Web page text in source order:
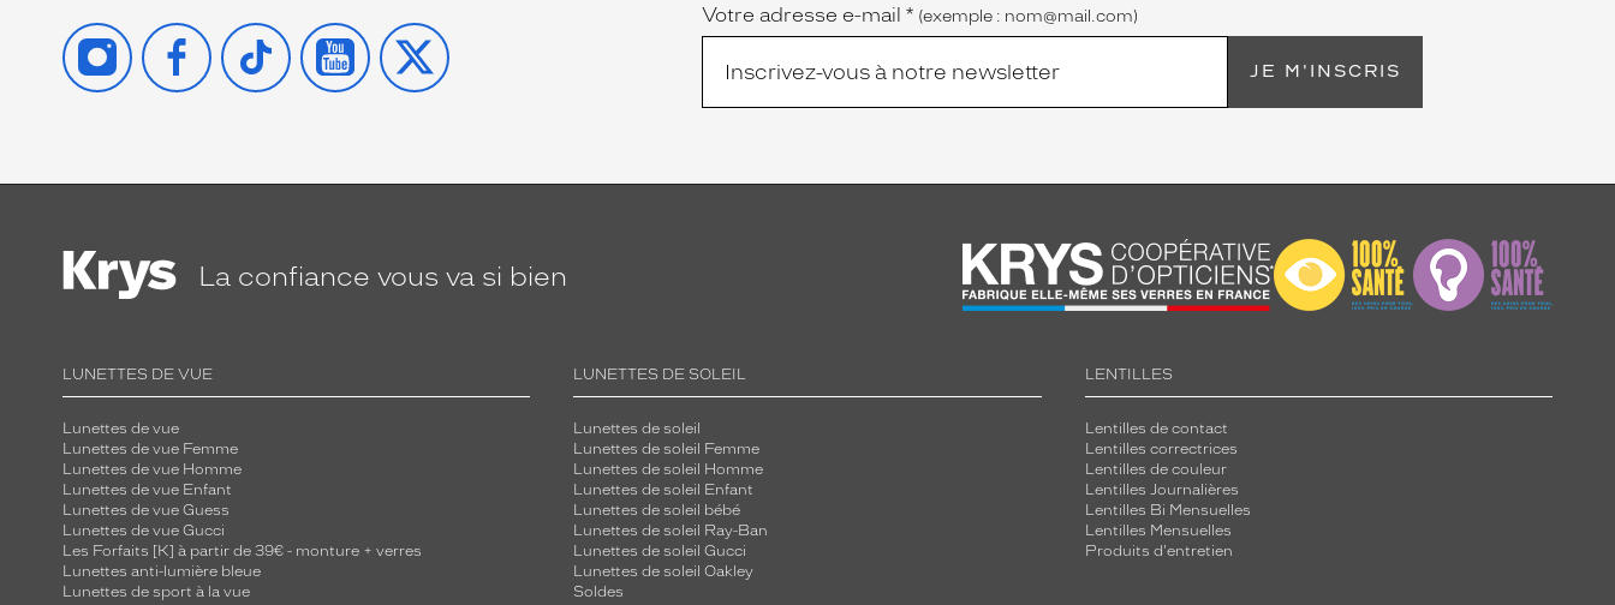
INSTAGRAMFACEBOOK
TIKTOK YOUTUBE
X
Votre adresse e-mail * (exemple : nom@mail.com)
JE M'INSCRIS
La confiance vous va si bien
LUNETTES DE VUE
Lunettes de vue
Lunettes de vue Femme
Lunettes de vue Homme
Lunettes de vue Enfant
Lunettes de vue Guess
Lunettes de vue Gucci
Les Forfaits [K] à partir de 39€ - monture + verres
Lunettes anti-lumière bleue
Lunettes de sport à la vue
LUNETTES DE SOLEIL
Lunettes de soleil
Lunettes de soleil Femme
Lunettes de soleil Homme
Lunettes de soleil Enfant
Lunettes de soleil bébé
Lunettes de soleil Ray-Ban
Lunettes de soleil Gucci
Lunettes de soleil Oakley
Soldes
LENTILLES
Lentilles de contact
Lentilles correctrices
Lentilles de couleur
Lentilles Journalières
Lentilles Bi Mensuelles
Lentilles Mensuelles
Produits d'entretien